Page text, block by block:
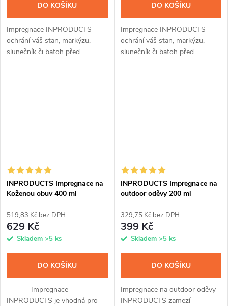
DO KOŠÍKU
Impregnace INPRODUCTS
ochrání váš stan, markýzu,
slunečník či batoh před
provlhnutím a znečištěním. Ať
DO KOŠÍKU
Impregnace INPRODUCTS
ochrání váš stan, markýzu,
slunečník či batoh před
provlhnutím a znečištěním. Ať
INPRODUCTS Impregnace na
Koženou obuv 400 ml
519,83 Kč bez DPH
629 Kč
Skladem >5 ks
DO KOŠÍKU
Impregnace
INPRODUCTS je vhodná pro
INPRODUCTS Impregnace na
outdoor oděvy 200 ml
329,75 Kč bez DPH
399 Kč
Skladem >5 ks
DO KOŠÍKU
Impregnace na outdoor oděvy
INPRODUCTS zamezí